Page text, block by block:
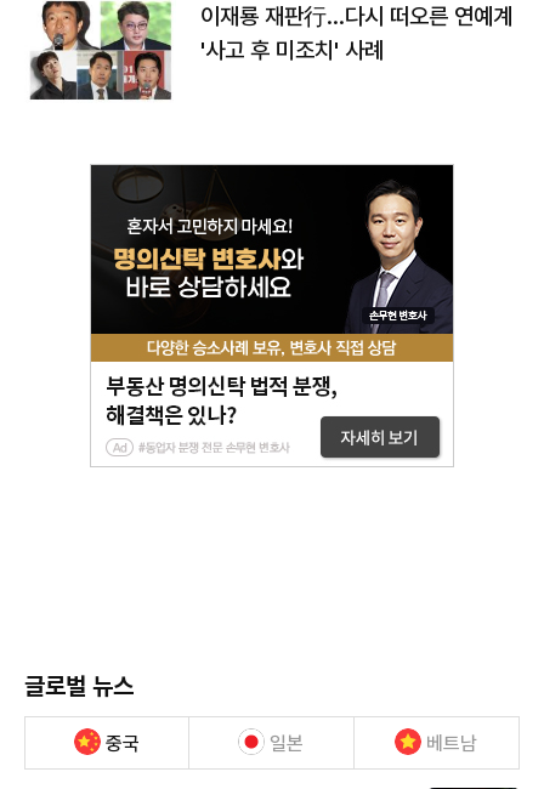
이재룡 재판行…다시 떠오른 연예계
'사고 후 미조치' 사례
글로벌 뉴스
중국 일본 베트남